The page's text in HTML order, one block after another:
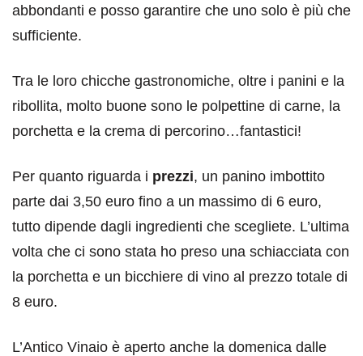
abbondanti e posso garantire che uno solo è più che
sufficiente.
Tra le loro chicche gastronomiche, oltre i panini e la
ribollita, molto buone sono le polpettine di carne, la
porchetta e la crema di percorino…fantastici!
Per quanto riguarda i prezzi, un panino imbottito
parte dai 3,50 euro fino a un massimo di 6 euro,
tutto dipende dagli ingredienti che scegliete. L’ultima
volta che ci sono stata ho preso una schiacciata con
la porchetta e un bicchiere di vino al prezzo totale di
8 euro.
L’Antico Vinaio è aperto anche la domenica dalle